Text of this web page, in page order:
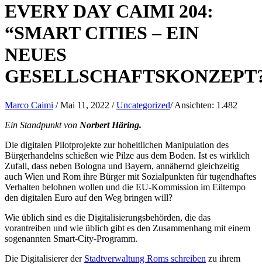
EVERY DAY CAIMI 204:
“SMART CITIES – EIN
NEUES
Marco Caimi / Mai 11, 2022 / Uncategorized/ Ansichten: 1.482
Ein Standpunkt von Norbert Häring.
Die digitalen Pilotprojekte zur hoheitlichen Manipulation des
Bürgerhandelns schießen wie Pilze aus dem Boden. Ist es wirklich
Zufall, dass neben Bologna und Bayern, annähernd gleichzeitig
auch Wien und Rom ihre Bürger mit Sozialpunkten für tugendhaftes
Verhalten belohnen wollen und die EU-Kommission im Eiltempo
den digitalen Euro auf den Weg bringen will?
Wie üblich sind es die Digitalisierungsbehörden, die das
vorantreiben und wie üblich gibt es den Zusammenhang mit einem
sogenannten Smart-City-Programm.
Die Digitalisierer der Stadtverwaltung Roms schreiben zu ihrem